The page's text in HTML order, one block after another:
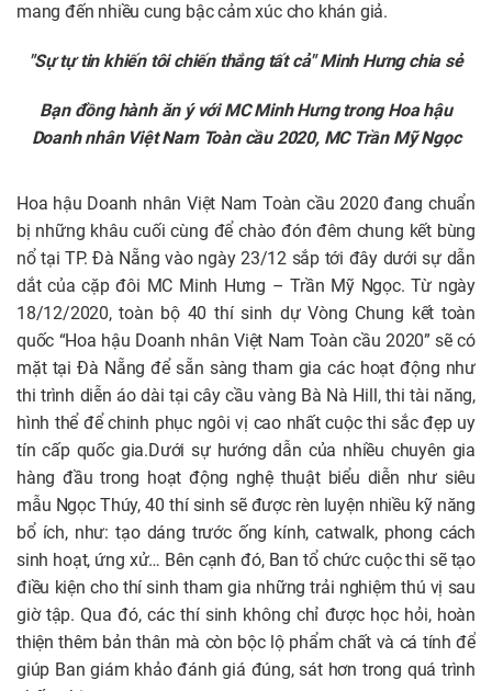
mang đến nhiều cung bậc cảm xúc cho khán giả.
"Sự tự tin khiến tôi chiến thắng tất cả" Minh Hưng chia sẻ
Bạn đồng hành ăn ý với MC Minh Hưng trong Hoa hậu
Doanh nhân Việt Nam Toàn cầu 2020, MC Trần Mỹ Ngọc
Hoa hậu Doanh nhân Việt Nam Toàn cầu 2020 đang chuẩn
bị những khâu cuối cùng để chào đón đêm chung kết bùng
nổ tại TP. Đà Nẵng vào ngày 23/12 sắp tới đây dưới sự dẫn
dắt của cặp đôi MC Minh Hưng – Trần Mỹ Ngọc. Từ ngày
18/12/2020, toàn bộ 40 thí sinh dự Vòng Chung kết toàn
quốc “Hoa hậu Doanh nhân Việt Nam Toàn cầu 2020” sẽ có
mặt tại Đà Nẵng để sẵn sàng tham gia các hoạt động như
thi trình diễn áo dài tại cây cầu vàng Bà Nà Hill, thi tài năng,
hình thể để chinh phục ngôi vị cao nhất cuộc thi sắc đẹp uy
tín cấp quốc gia.Dưới sự hướng dẫn của nhiều chuyên gia
hàng đầu trong hoạt động nghệ thuật biểu diễn như siêu
mẫu Ngọc Thúy, 40 thí sinh sẽ được rèn luyện nhiều kỹ năng
bổ ích, như: tạo dáng trước ống kính, catwalk, phong cách
sinh hoạt, ứng xử… Bên cạnh đó, Ban tổ chức cuộc thi sẽ tạo
điều kiện cho thí sinh tham gia những trải nghiệm thú vị sau
giờ tập. Qua đó, các thí sinh không chỉ được học hỏi, hoàn
thiện thêm bản thân mà còn bộc lộ phẩm chất và cá tính để
giúp Ban giám khảo đánh giá đúng, sát hơn trong quá trình